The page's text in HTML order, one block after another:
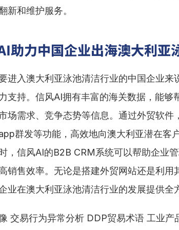
新和维护服务。
助力中国企业出海澳大利亚
进入澳大利亚泳池清洁行业的中国企业来
支持。信风AI拥有丰富的海关数据，能够
场需求、竞争态势等信息。通过外贸软件
群发等功能，高效地向澳大利亚潜在客
，信风AI的B2B CRM系统可以帮助企业
销售效率。无论是搭建外贸网站还是利用
业在澳大利亚泳池清洁行业的发展提供全
交易行为异常分析 DDP贸易术语 工业产